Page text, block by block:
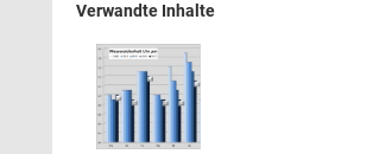
Verwandte Inhalte